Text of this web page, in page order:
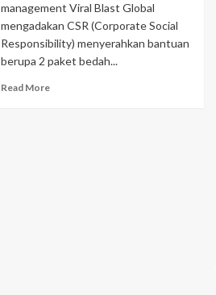
management Viral Blast Global
mengadakan CSR (Corporate Social
Responsibility) menyerahkan bantuan
berupa 2 paket bedah...
Read More